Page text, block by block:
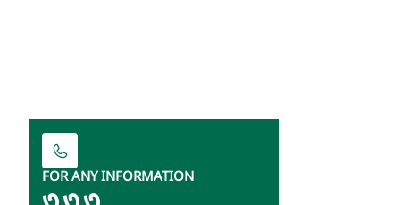
FOR ANY INFORMATION